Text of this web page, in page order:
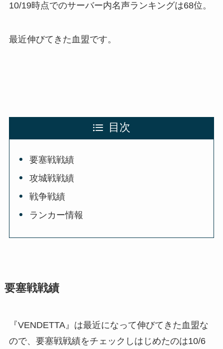
10/19時点でのサーバー内名声ランキングは68位。
最近伸びてきた血盟です。
目次
要塞戦戦績
攻城戦戦績
戦争戦績
ランカー情報
要塞戦戦績
『VENDETTA』は最近になって伸びてきた血盟な
ので、要塞戦戦績をチェックしはじめたのは10/6